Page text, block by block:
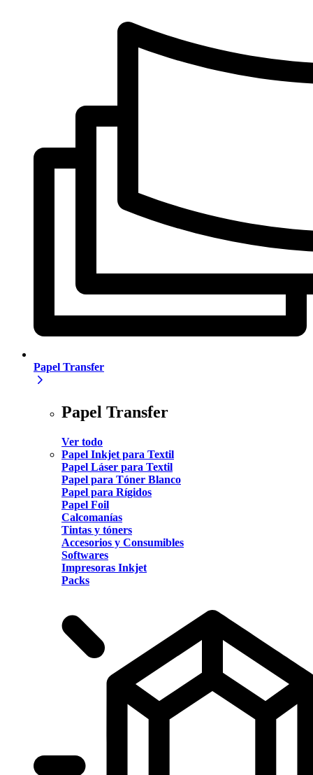
Papel Transfer
Papel Transfer
Ver todo
Papel Inkjet para Textil
Papel Láser para Textil
Papel para Tóner Blanco
Papel para Rígidos
Papel Foil
Calcomanías
Tintas y tóners
Accesorios y Consumibles
Softwares
Impresoras Inkjet
Packs